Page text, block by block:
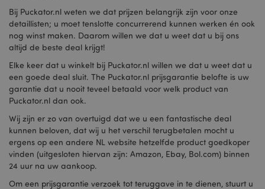
Bij Puckator.nl weten we dat prijzen belangrijk zijn voor onze
detaillisten; u moet tenslotte concurrerend kunnen werken én ook
nog winst maken. Daarom willen we dat u weet dat u bij ons
altijd de beste deal krijgt!
Elke keer dat u winkelt bij Puckator.nl willen we dat u weet dat u
een goede deal sluit. The Puckator.nl prijsgarantie belofte is uw
garantie dat u nooit teveel betaald voor welk product van
Puckator.nl dan ook.
Wij zijn er zo van overtuigd dat we u een fantastische deal
kunnen beloven, dat wij u het verschil terugbetalen mocht u
ergens op een andere NL website hetzelfde product goedkoper
vinden (uitgesloten hiervan zijn: Amazon, Ebay, Bol.com) binnen
24 uur na uw aankoop.
Om een prijsgarantie verzoek tot teruggave in te dienen, stuurt u